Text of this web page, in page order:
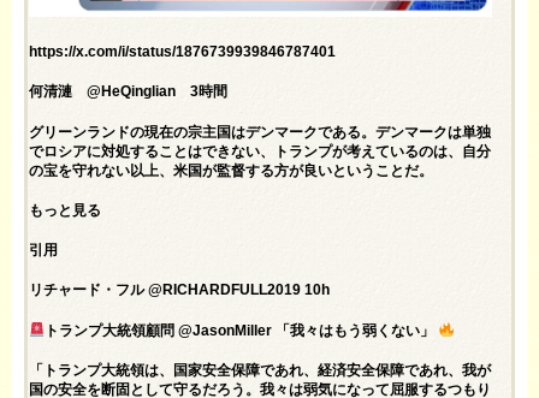
https://x.com/i/status/1876739939846787401
何清漣 @HeQinglian 3時間
グリーンランドの現在の宗主国はデンマークである。デンマークは単独
でロシアに対処することはできない、トランプが考えているのは、自分
の宝を守れない以上、米国が監督する方が良いということだ。
もっと見る
引用
リチャード・フル @RICHARDFULL2019 10h
トランプ大統領顧問 @JasonMiller 「我々はもう弱くない」
「トランプ大統領は、国家安全保障であれ、経済安全保障であれ、我が
国の安全を断固として守るだろう。我々は弱気になって屈服するつもり